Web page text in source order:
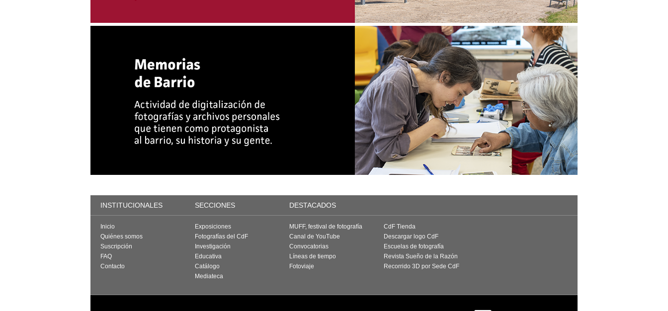
INSTITUCIONALES SECCIONES DESTACADOS
Inicio
Quiénes somos
Suscripción
FAQ
Contacto
Exposiciones
Fotografías del CdF
Investigación
Educativa
Catálogo
Mediateca
MUFF, festival de fotografía
Canal de YouTube
Convocatorias
Líneas de tiempo
Fotoviaje
CdF Tienda
Descargar logo CdF
Escuelas de fotografía
Revista Sueño de la Razón
Recorrido 3D por Sede CdF